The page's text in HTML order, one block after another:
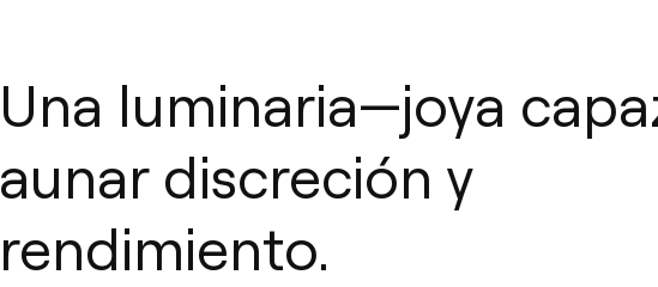
Una luminaria—joya
aunar discreción y
rendimiento.